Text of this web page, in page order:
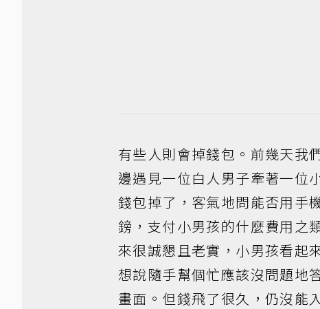
有些人則會掉錢包。前幾天我
邊遇見一位白人男子牽著一位
錢包掉了，客氣地問能否用手
鎊，支付小男孩的什麼費用之
來很誠懇且老實，小男孩看起
想說隨手幫個忙應該沒問題地
畫面。但錢飛了很久，仍沒能